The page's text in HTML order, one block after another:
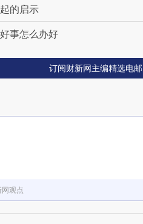
的启示
事怎么办好
订阅财新网主编精选电邮
观点